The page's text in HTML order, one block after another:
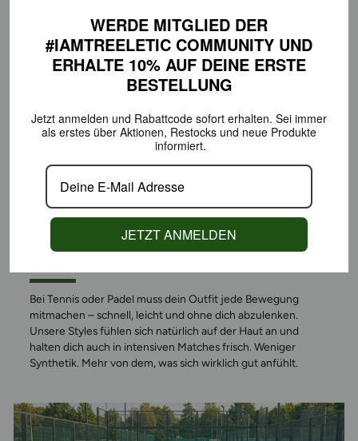
GEMACHT FÜR BEWEGUNG
AUF DEM COURT
Bei Tennis oder Padel muss dein Outfit jede Bewegung
mitmachen – schnell, leicht und ohne dich abzulenken.
Unsere Styles fühlen sich natürlich auf der Haut an und
halten dich auch in intensiven Matches frisch. Weniger
Synthetik. Mehr von dem, was sich wirklich gut anfühlt.
WERDE MITGLIED DER
#IAMTREELETIC COMMUNITY UND
ERHALTE 10% AUF DEINE ERSTE
BESTELLUNG
Jetzt anmelden und Rabattcode sofort erhalten. Sei immer
als erstes über Aktionen, Restocks und neue Produkte
informiert.
JETZT ANMELDEN